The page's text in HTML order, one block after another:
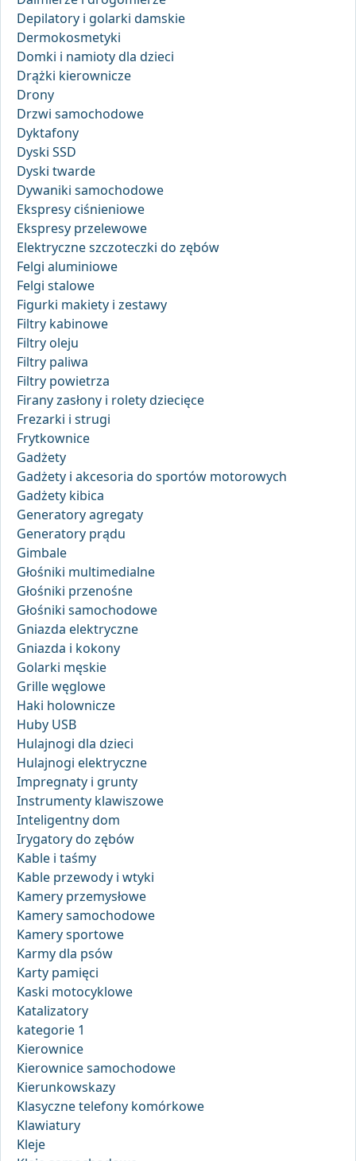
Depilatory i golarki damskie
Dermokosmetyki
Domki i namioty dla dzieci
Drążki kierownicze
Drony
Drzwi samochodowe
Dyktafony
Dyski SSD
Dyski twarde
Dywaniki samochodowe
Ekspresy ciśnieniowe
Ekspresy przelewowe
Elektryczne szczoteczki do zębów
Felgi aluminiowe
Felgi stalowe
Figurki makiety i zestawy
Filtry kabinowe
Filtry oleju
Filtry paliwa
Filtry powietrza
Firany zasłony i rolety dziecięce
Frezarki i strugi
Frytkownice
Gadżety
Gadżety i akcesoria do sportów motorowych
Gadżety kibica
Generatory agregaty
Generatory prądu
Gimbale
Głośniki multimedialne
Głośniki przenośne
Głośniki samochodowe
Gniazda elektryczne
Gniazda i kokony
Golarki męskie
Grille węglowe
Haki holownicze
Huby USB
Hulajnogi dla dzieci
Hulajnogi elektryczne
Impregnaty i grunty
Instrumenty klawiszowe
Inteligentny dom
Irygatory do zębów
Kable i taśmy
Kable przewody i wtyki
Kamery przemysłowe
Kamery samochodowe
Kamery sportowe
Karmy dla psów
Karty pamięci
Kaski motocyklowe
Katalizatory
kategorie 1
Kierownice
Kierownice samochodowe
Kierunkowskazy
Klasyczne telefony komórkowe
Klawiatury
Kleje